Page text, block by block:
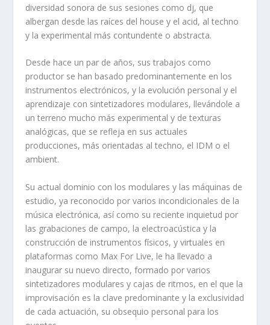
diversidad sonora de sus sesiones como dj, que
albergan desde las raíces del house y el acid, al techno
y la experimental más contundente o abstracta.
Desde hace un par de años, sus trabajos como
productor se han basado predominantemente en los
instrumentos electrónicos, y la evolución personal y el
aprendizaje con sintetizadores modulares, llevándole a
un terreno mucho más experimental y de texturas
analógicas, que se refleja en sus actuales
producciones, más orientadas al techno, el IDM o el
ambient.
Su actual dominio con los modulares y las máquinas de
estudio, ya reconocido por varios incondicionales de la
música electrónica, así como su reciente inquietud por
las grabaciones de campo, la electroacústica y la
construcción de instrumentos físicos, y virtuales en
plataformas como Max For Live, le ha llevado a
inaugurar su nuevo directo, formado por varios
sintetizadores modulares y cajas de ritmos, en el que la
improvisación es la clave predominante y la exclusividad
de cada actuación, su obsequio personal para los